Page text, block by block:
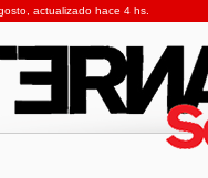
actualizado hace 4 hs.